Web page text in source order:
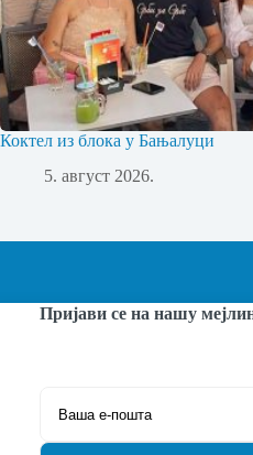
Коктел из блока у Бањалуци
5. август 2026.
Пријави се на нашу